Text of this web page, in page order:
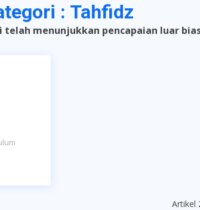
: Tahfidz
telah menunjukkan pencapaian luar
Artikel